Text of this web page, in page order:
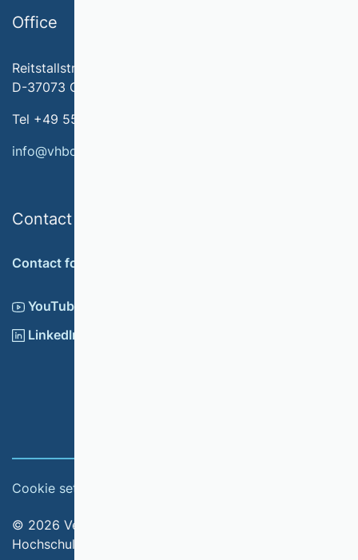
Office
Reitstallstr. 7
D-37073 Göttingen
Tel +49 551 79778-566
info@vhbonline.org
Contact
Contact form
YouTube
LinkedIn
Cookie settings
© 2026 Verband der Hochschullehrerinnen und
Hochschullehrer für Betriebswirtschaft e.V.